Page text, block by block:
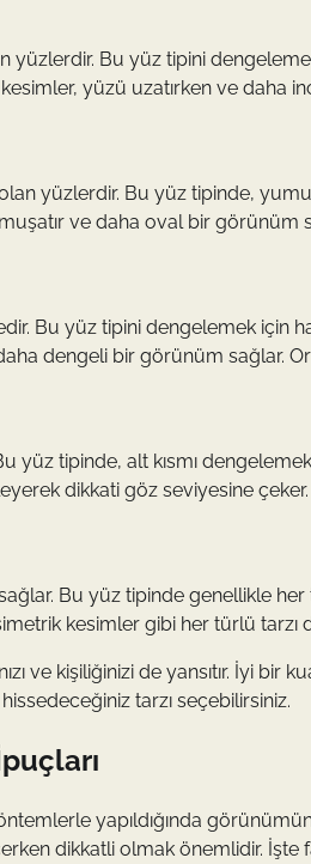
Bu yüz tipini
yüzü uzatırken ve daha
yüzlerdir. Bu yüz tipinde,
ve daha oval bir görünüm
Bu yüz tipini dengelemek için
dengeli bir görünüm sağlar.
yüz tipinde, alt kısmı
dikkati göz seviyesine çeker.
Bu yüz tipinde genellikle
kesimler gibi her türlü tarzı
ve kişiliğinizi de yansıtır. İyi bir
tarzı seçebilirsiniz.
yapıldığında
dikkatli olmak önemlidir. İşte